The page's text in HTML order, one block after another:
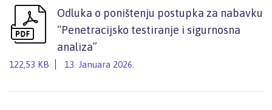
Odluka o poništenju postupka za nabavku
“Penetracijsko testiranje i sigurnosna
analiza”
122,53 KB 13. Januara 2026.